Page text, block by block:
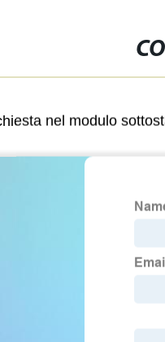
nel modulo